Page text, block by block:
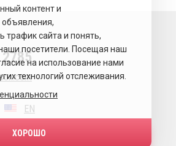
EN